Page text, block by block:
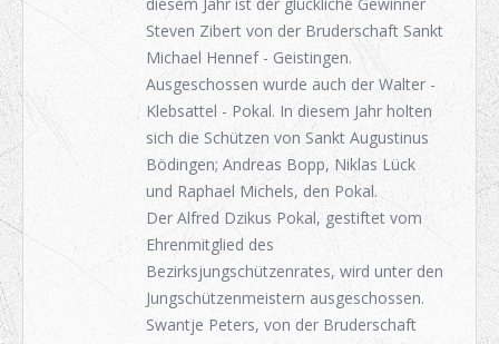
Steven Zibert von der Bruderschaft Sankt
Michael Hennef - Geistingen.
Ausgeschossen wurde auch der Walter -
Klebsattel - Pokal. In diesem Jahr holten
sich die Schützen von Sankt Augustinus
Bödingen; Andreas Bopp, Niklas Lück
und Raphael Michels, den Pokal.
Der Alfred Dzikus Pokal, gestiftet vom
Ehrenmitglied des
Bezirksjungschützenrates, wird unter den
Jungschützenmeistern ausgeschossen.
Swantje Peters, von der Bruderschaft